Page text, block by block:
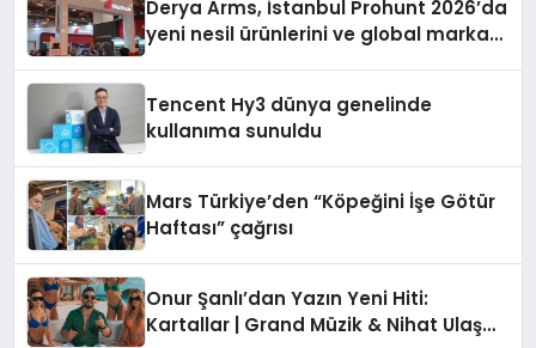
Derya Arms, İstanbul Prohunt 2026’da
yeni nesil ürünlerini ve global marka
Tencent Hy3 dünya genelinde
kullanıma sunuldu
Mars Türkiye’den “Köpeğini İşe Götür
Haftası” çağrısı
Onur Şanlı’dan Yazın Yeni Hiti:
Kartallar | Grand Müzik & Nihat Ulaş